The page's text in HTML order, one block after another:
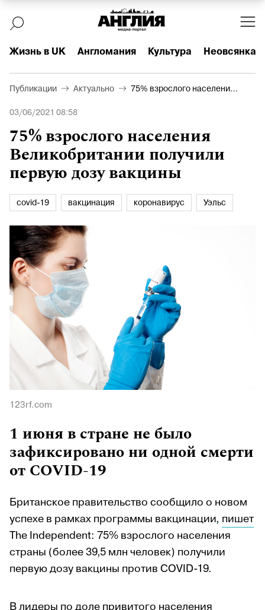
Жизнь в UK Англомания Культура Неовсянка
Публикации Актуально
75% взрослого населения
03/06/2021 08:58
75% взрослого населения
Великобритании получили
первую дозу вакцины
covid-19 вакцинация коронавирус Уэльс
123rf.com
1 июня в стране не было
зафиксировано ни одной смерти
от COVID-19
Британское правительство сообщило о новом
успехе в рамках программы вакцинации, пишет
The Independent: 75% взрослого населения
страны (более 39,5 млн человек) получили
первую дозу вакцины против COVID-19.
В лидеры по доле привитого населения